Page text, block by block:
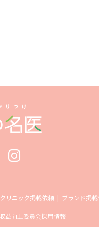
クリニック掲載依頼 ブランド掲
益向上委員会採用情報